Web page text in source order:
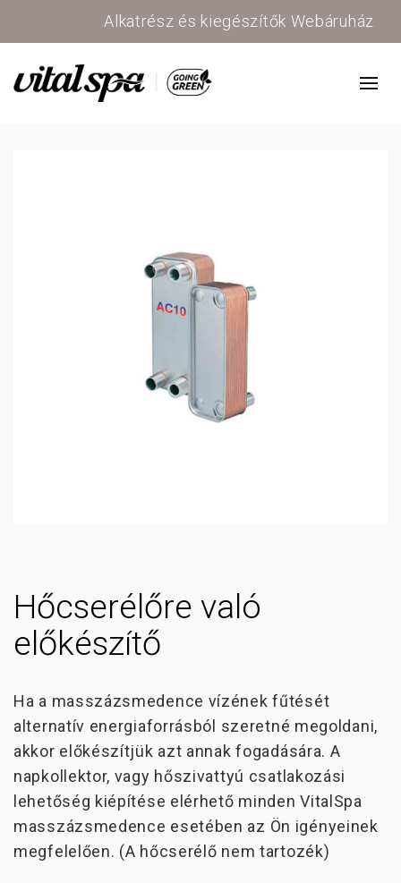
Alkatrész és kiegészítők Webáruház
Hőcserélőre való
előkészítő
Ha a masszázsmedence vízének fűtését
alternatív energiaforrásból szeretné megoldani,
akkor előkészítjük azt annak fogadására. A
napkollektor, vagy hőszivattyú csatlakozási
lehetőség kiépítése elérhető minden VitalSpa
masszázsmedence esetében az Ön igényeinek
megfelelően. (A hőcserélő nem tartozék)